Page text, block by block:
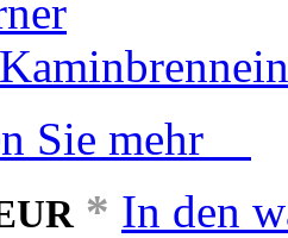
Sie mehr
* In den